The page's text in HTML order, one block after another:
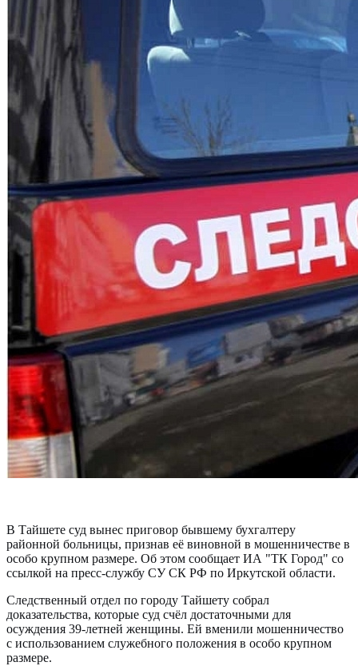
В Тайшете суд вынес приговор бывшему бухгалтеру
районной больницы, признав её виновной в мошенничестве в
особо крупном размере. Об этом сообщает ИА "ТК Город" со
ссылкой на пресс-службу СУ СК РФ по Иркутской области.
Следственный отдел по городу Тайшету собрал
доказательства, которые суд счёл достаточными для
осуждения 39-летней женщины. Ей вменили мошенничество
с использованием служебного положения в особо крупном
размере.